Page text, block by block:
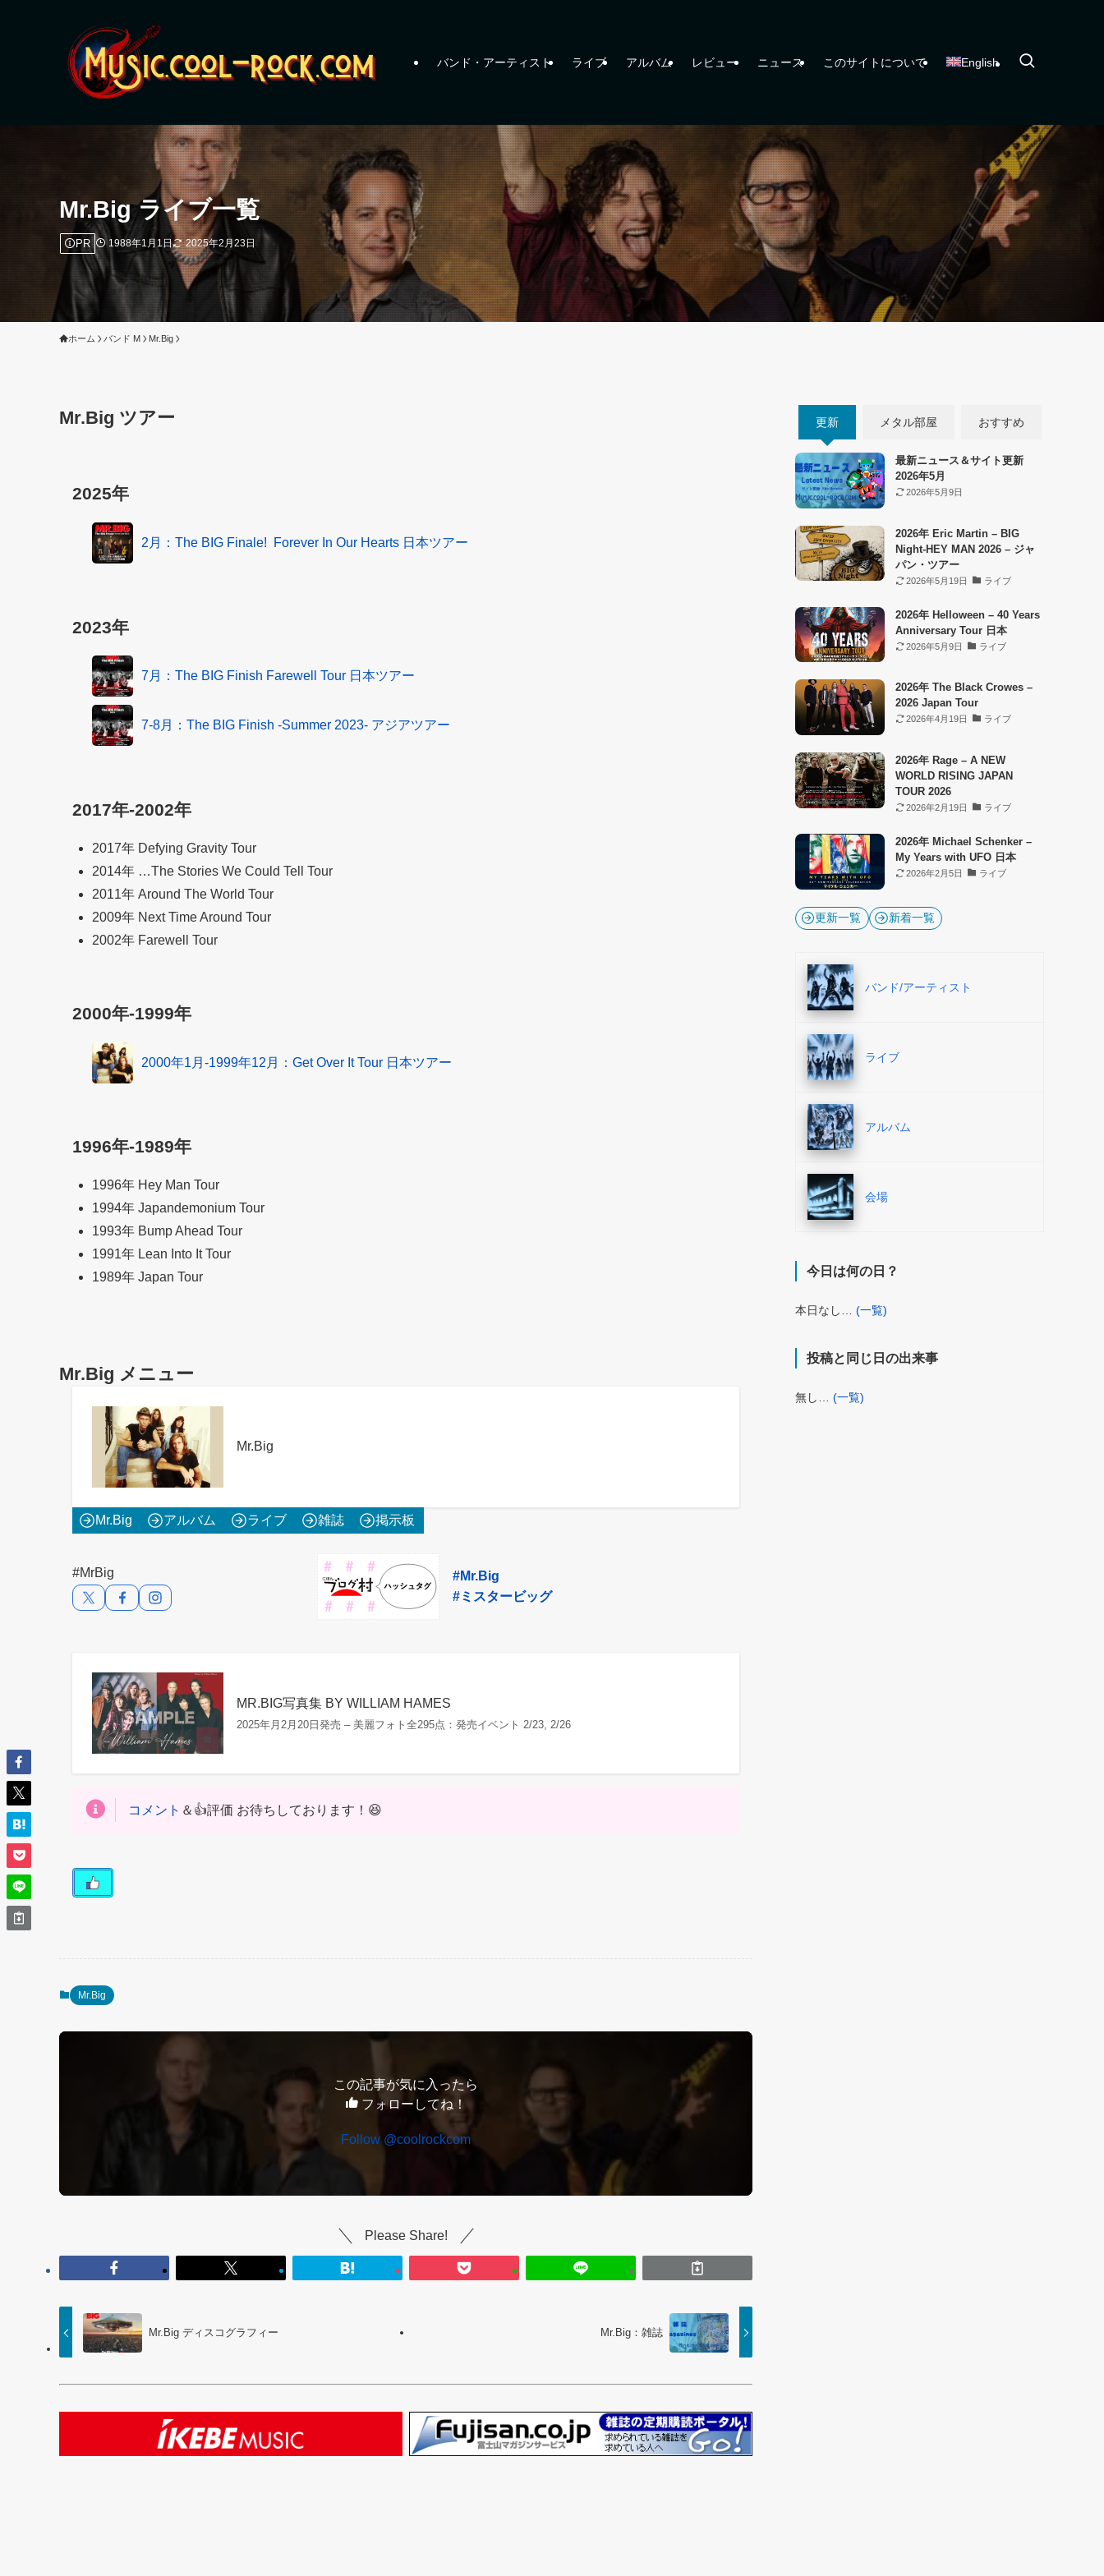
バンド・アーティスト ライブ アルバム レビュー ニュース このサイトについて English
Mr.Big ライブ一覧
PR 1988年1月1日 2025年2月23日
ホーム バンド M Mr.Big
Mr.Big ツアー
2025年
2月：The BIG Finale! Forever In Our Hearts 日本ツアー
2023年
7月：The BIG Finish Farewell Tour 日本ツアー
7-8月：The BIG Finish -Summer 2023- アジアツアー
2017年-2002年
2017年 Defying Gravity Tour
2014年 …The Stories We Could Tell Tour
2011年 Around The World Tour
2009年 Next Time Around Tour
2002年 Farewell Tour
2000年-1999年
2000年1月-1999年12月：Get Over It Tour 日本ツアー
1996年-1989年
1996年 Hey Man Tour
1994年 Japandemonium Tour
1993年 Bump Ahead Tour
1991年 Lean Into It Tour
1989年 Japan Tour
Mr.Big メニュー
Mr.Big
Mr.Big アルバム ライブ 雑誌 掲示板
#MrBig
#Mr.Big
#ミスタービッグ
MR.BIG写真集 BY WILLIAM HAMES
2025年⽉2⽉20⽇発売 – 美麗フォト全295点：発売イベント 2/23, 2/26
コメント ＆👍評価 お待ちしております！😆
Mr.Big
この記事が気に入ったら
フォローしてね！
Follow @coolrockcom
Please Share!
Mr.Big ディスコグラフィー Mr.Big：雑誌
更新 メタル部屋 おすすめ
最新ニュース＆サイト更新
2026年5月
2026年5月9日
2026年 Eric Martin – BIG
Night-HEY MAN 2026 – ジャ
パン・ツアー
2026年5月19日 ライブ
2026年 Helloween – 40 Years
Anniversary Tour 日本
2026年5月9日 ライブ
2026年 The Black Crowes –
2026 Japan Tour
2026年4月19日 ライブ
2026年 Rage – A NEW
WORLD RISING JAPAN
TOUR 2026
2026年2月19日 ライブ
2026年 Michael Schenker –
My Years with UFO 日本
2026年2月5日 ライブ
更新一覧 新着一覧
バンド/アーティスト
ライブ
アルバム
会場
今日は何の日？
本日なし… (一覧)
投稿と同じ日の出来事
無し… (一覧)